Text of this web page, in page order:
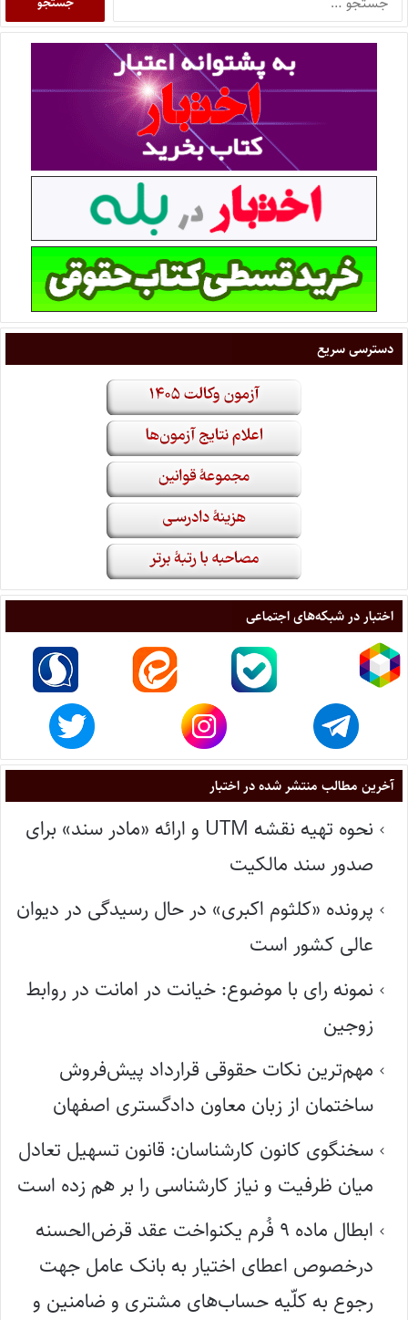
دسترسی سریع
اختبار در شبکه‌های اجتماعی
آخرین مطالب منتشر شده در اختبار
نحوه تهیه نقشه UTM و ارائه «مادر سند» برای
صدور سند مالکیت
پرونده «کلثوم اکبری» در حال رسیدگی در دیوان
عالی کشور است
نمونه رای با موضوع: خیانت در امانت در روابط
زوجین
مهم‌ترین نکات حقوقی قرارداد پیش‌فروش
ساختمان از زبان معاون دادگستری اصفهان
سخنگوی کانون کارشناسان: قانون تسهیل تعادل
میان ظرفیت و نیاز کارشناسی را بر هم زده است
ابطال ماده ۹ فُرم یکنواخت عقد قرض‌الحسنه
درخصوص اعطای اختیار به بانک عامل جهت
رجوع به کلّیه حساب‌های مشتری و ضامنین و